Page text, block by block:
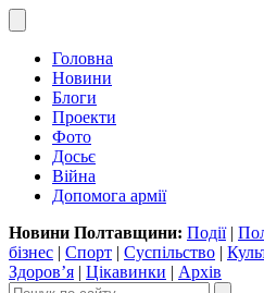
Головна
Новини
Блоги
Проекти
Фото
Досьє
Війна
Допомога армії
Новини Полтавщини: Події|
бізнес | Спорт | Суспільство |
Здоров’я | Цікавинки | Архів